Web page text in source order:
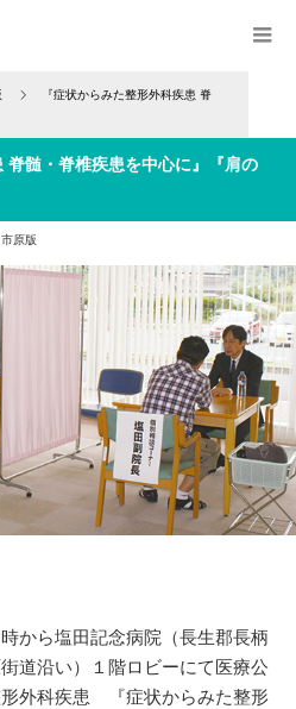
『症状からみた整形外科疾患 脊
脊髄・脊椎疾患を中心に』『肩の
市原版
から塩田記念病院（長生郡長柄
道沿い）１階ロビーにて医療公
外科疾患 『症状からみた整形